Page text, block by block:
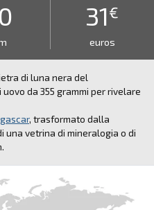
31€
euros
di luna nera del
da 355 grammi per rivelare
, trasformato dalla
vetrina di mineralogia o di